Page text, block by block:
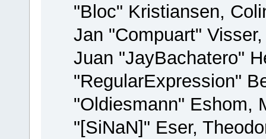
"Bloc" Kristiansen,
Jan "Compuart"
Juan "JayBachatero"
"RegularExpression"
"Oldiesmann" Eshom,
"[SiNaN]" Eser,